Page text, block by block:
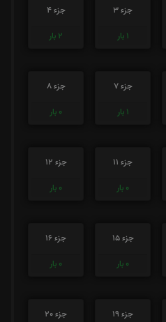
جزء 3
1 بار
جزء 4
2 بار
جزء 7
1 بار
جزء 8
0 بار
جزء 11
0 بار
جزء 12
0 بار
جزء 15
0 بار
جزء 16
0 بار
جزء 19
جزء 20